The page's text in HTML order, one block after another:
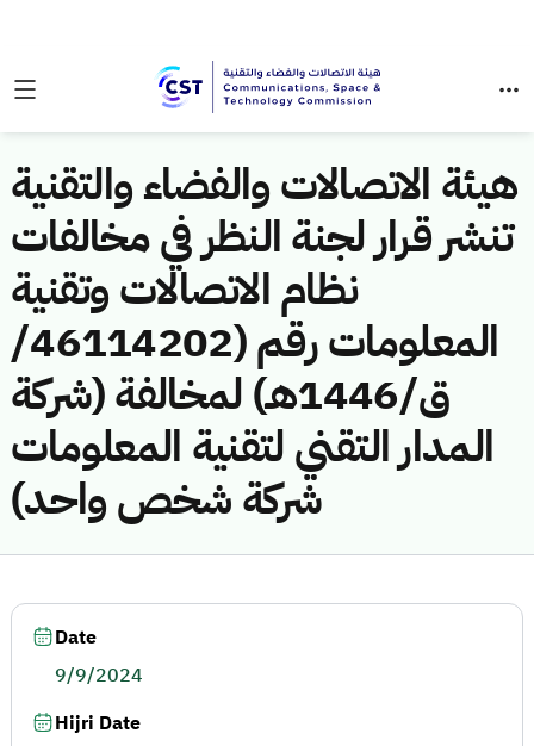
هيئة الاتصالات والفضاء والتقنية
تنشر قرار لجنة النظر في مخالفات
نظام الاتصالات وتقنية
المعلومات رقم (46114202/
ق/1446هـ) لمخالفة (شركة
المدار التقني لتقنية المعلومات
شركة شخص واحد)
Date
9/9/2024
Hijri Date